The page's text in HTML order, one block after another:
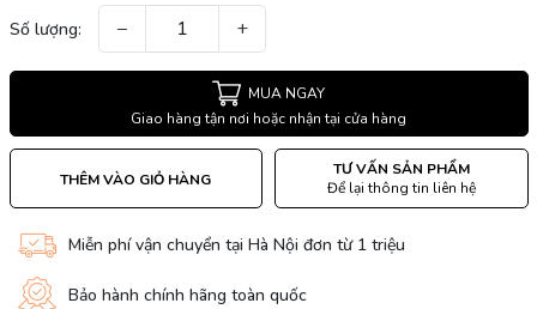
Số lượng: − +
MUA NGAY
Giao hàng tận nơi hoặc nhận tại cửa hàng
THÊM VÀO GIỎ HÀNG
TƯ VẤN SẢN PHẨM
Để lại thông tin liên hệ
Miễn phí vận chuyển tại Hà Nội đơn từ 1 triệu
Bảo hành chính hãng toàn quốc